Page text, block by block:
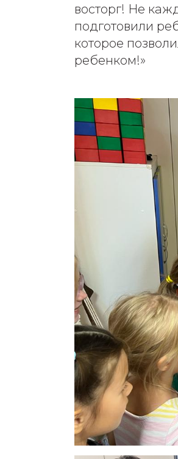
восторг! Не
подготовили
которое
ребенком!»